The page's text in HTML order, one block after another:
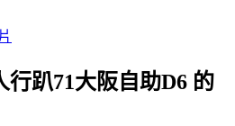
行趴71大阪自助D6 的